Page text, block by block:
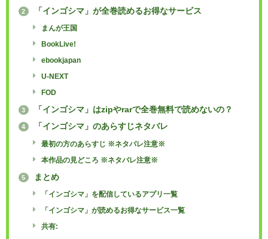
2 「インゴシマ」が全巻読めるお得なサービス
まんが王国
BookLive!
ebookjapan
U-NEXT
FOD
3 「インゴシマ」はzipやrarで全巻無料で読めないの？
4 「インゴシマ」のあらすじネタバレ
最初の方のあらすじ ※ネタバレ注意※
本作品の見どころ ※ネタバレ注意※
5 まとめ
「インゴシマ」を配信しているアプリ一覧
「インゴシマ」が読めるお得なサービス一覧
共有: